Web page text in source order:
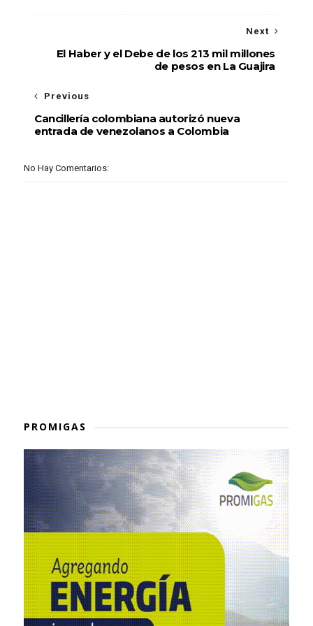
Next
El Haber y el Debe de los 213 mil millones
de pesos en La Guajira
Previous
Cancillería colombiana autorizó nueva
entrada de venezolanos a Colombia
No Hay Comentarios:
PROMIGAS